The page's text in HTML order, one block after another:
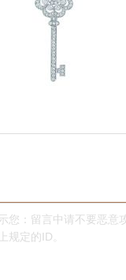
您：留言中请不要恶
规定的ID。